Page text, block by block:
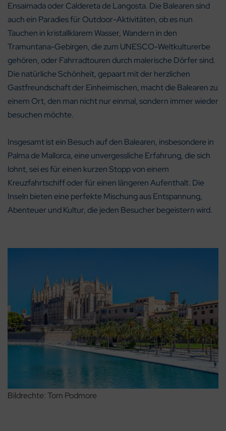
Ensaimada oder Caldereta de Langosta. Die Balearen sind
auch ein Paradies für Outdoor-Aktivitäten, ob es nun
Tauchen in kristallklarem Wasser, Wandern in den
Tramuntana-Gebirgen, die zum UNESCO-Weltkulturerbe
gehören, oder Fahrradtouren durch malerische Dörfer sind.
Die natürliche Schönheit, gepaart mit der herzlichen
Gastfreundschaft der Einheimischen, macht die Balearen zu
einem Ort, den man nicht nur einmal, sondern immer wieder
besuchen möchte.
Insgesamt ist ein Besuch auf den Balearen, insbesondere in
Palma de Mallorca, eine unvergessliche Erfahrung, die sich
lohnt, sei es für einen kurzen Stopp von einem
Kreuzfahrtschiff oder für einen längeren Aufenthalt. Die
Inseln bieten eine perfekte Mischung aus Entspannung,
Abenteuer und Kultur, die jeden Besucher begeistern wird.
Bildrechte: Tom Podmore